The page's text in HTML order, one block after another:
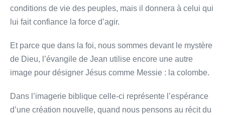
conditions de vie des peuples, mais il donnera à celui qui
lui fait confiance la force d’agir.
Et parce que dans la foi, nous sommes devant le mystère
de Dieu, l’évangile de Jean utilise encore une autre
image pour désigner Jésus comme Messie : la colombe.
Dans l’imagerie biblique celle-ci représente l’espérance
d’une création nouvelle, quand nous pensons au récit du